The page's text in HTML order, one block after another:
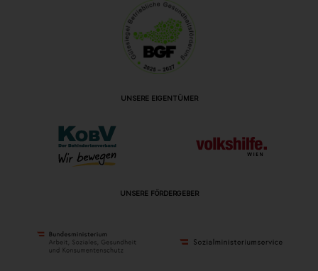
UNSERE EIGENTÜMER
UNSERE FÖRDERGEBER